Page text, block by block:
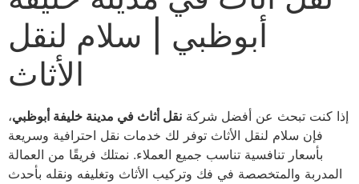
أبوظبي | سلام لنقل
الأثاث
إذا كنت تبحث عن أفضل شركة نقل أثاث في مدينة خليفة أبوظبي،
فإن سلام لنقل الأثاث توفر لك خدمات نقل احترافية وسريعة
بأسعار تنافسية تناسب جميع العملاء. نمتلك فريقًا من العمالة
المدربة والمتخصصة في فك وتركيب الأثاث وتغليفه ونقله بأحدث